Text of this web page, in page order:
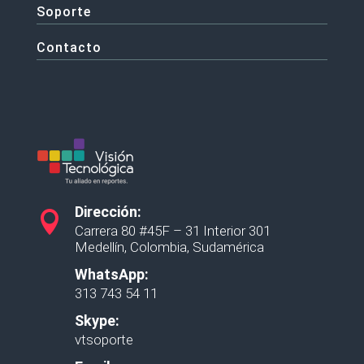
Soporte
Contacto
 Dirección:
Carrera 80 #45F – 31 Interior 301
Medellín, Colombia, Sudamérica
WhatsApp:
313 743 54 11
Skype:
vtsoporte